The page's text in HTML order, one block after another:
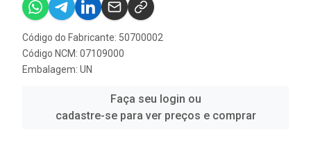
Código do Fabricante: 50700002
Código NCM: 07109000
Embalagem: UN
Faça seu login ou
cadastre-se para ver preços e comprar